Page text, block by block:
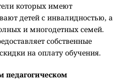
которых имеют
детей с инвалидностью, а
и многодетных семей.
собственные
на оплату обучения.
педагогическом